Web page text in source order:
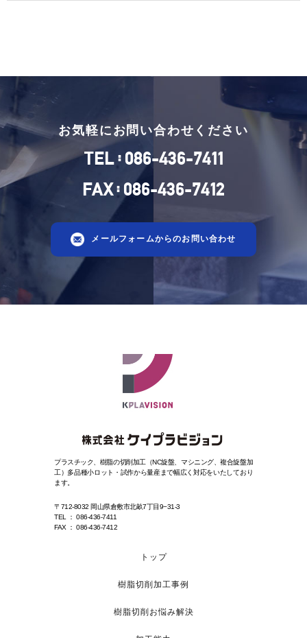
お気軽にお問い合わせください
TEL: 086-436-7411
FAX: 086-436-7412
メールフォームからのお問い合わせ
プラスチック、樹脂の切削加工（NC旋盤、マシニング、複合旋盤加
工） 多品種小ロット・試作から量産まで幅広く対応をいたしており
ます。
〒712-8032 岡山県倉敷市北畝7丁目9−31-3
TEL ： 086-436-7411
FAX ： 086-436-7412
トップ
樹脂切削加工事例
樹脂切削お悩み解決